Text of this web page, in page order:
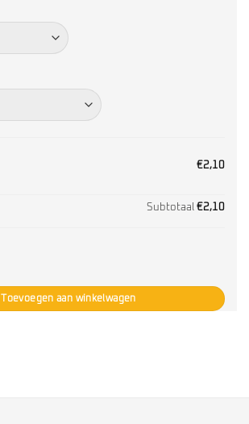
€2,10
Subtotaal €2,10
Toevoegen aan winkelwagen